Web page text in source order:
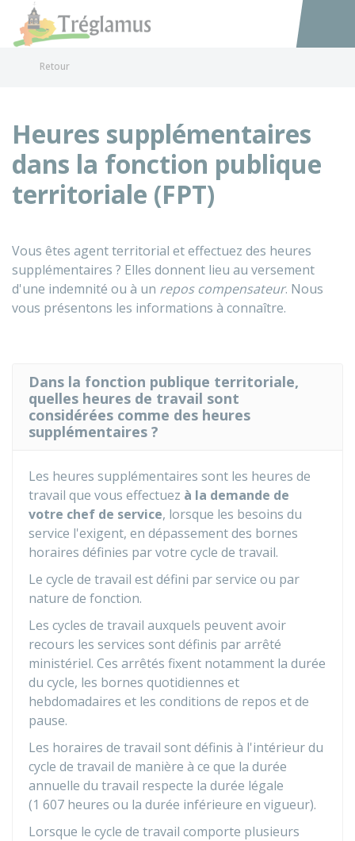
Accéder
Retour
Heures supplémentaires
dans la fonction publique
territoriale (FPT)
Vous êtes agent territorial et effectuez des heures
supplémentaires ? Elles donnent lieu au versement
d'une indemnité ou à un repos compensateur. Nous
vous présentons les informations à connaître.
Dans la fonction publique territoriale,
quelles heures de travail sont
considérées comme des heures
supplémentaires ?
Les heures supplémentaires sont les heures de
travail que vous effectuez à la demande de
votre chef de service, lorsque les besoins du
service l'exigent, en dépassement des bornes
horaires définies par votre cycle de travail.
Le cycle de travail est défini par service ou par
nature de fonction.
Les cycles de travail auxquels peuvent avoir
recours les services sont définis par arrêté
ministériel. Ces arrêtés fixent notamment la durée
du cycle, les bornes quotidiennes et
hebdomadaires et les conditions de repos et de
pause.
Les horaires de travail sont définis à l'intérieur du
cycle de travail de manière à ce que la durée
annuelle du travail respecte la durée légale
(1 607 heures ou la durée inférieure en vigueur).
Lorsque le cycle de travail comporte plusieurs